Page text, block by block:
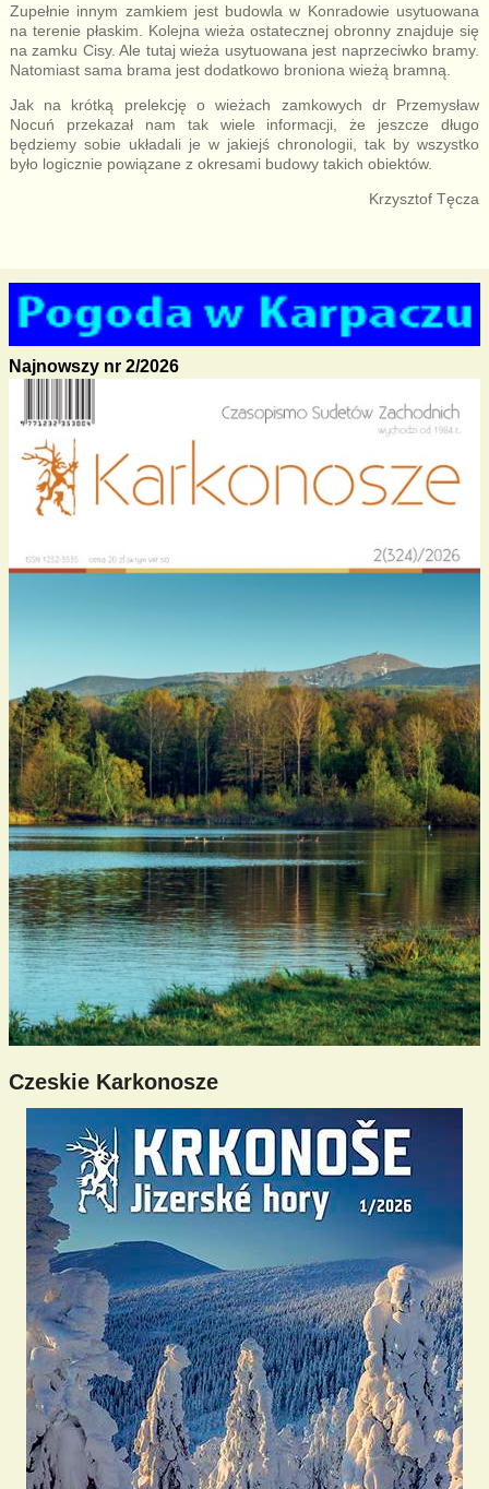
Zupełnie innym zamkiem jest budowla w Konradowie usytuowana
na terenie płaskim. Kolejna wieża ostatecznej obronny znajduje się
na zamku Cisy. Ale tutaj wieża usytuowana jest naprzeciwko bramy.
Natomiast sama brama jest dodatkowo broniona wieżą bramną.
Jak na krótką prelekcję o wieżach zamkowych dr Przemysław
Nocuń przekazał nam tak wiele informacji, że jeszcze długo
będziemy sobie układali je w jakiejś chronologii, tak by wszystko
było logicznie powiązane z okresami budowy takich obiektów.
Krzysztof Tęcza
Najnowszy nr 2/2026
Czeskie Karkonosze